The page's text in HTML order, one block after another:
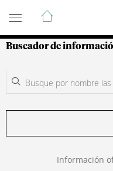
Guía de
Buscador de
Información